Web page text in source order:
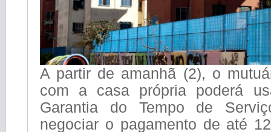
A partir de amanhã (2), o
com a casa própria poderá
Garantia do Tempo de
negociar o pagamento de até